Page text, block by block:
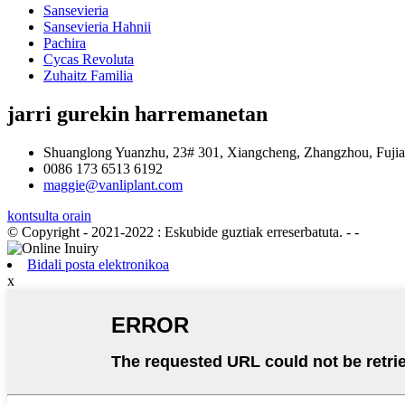
Sansevieria
Sansevieria Hahnii
Pachira
Cycas Revoluta
Zuhaitz Familia
jarri gurekin harremanetan
Shuanglong Yuanzhu, 23# 301, Xiangcheng, Zhangzhou,
0086 173 6513 6192
maggie@vanliplant.com
kontsulta orain
© Copyright - 2021-2022 : Eskubide guztiak erreserbatuta. - -
Bidali posta elektronikoa
x